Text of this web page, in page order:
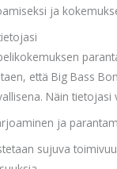
ja
että Big Bass
Näin tietojasi
ja
sujuva